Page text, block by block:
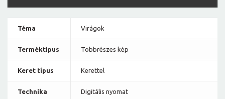
Téma Virágok
Terméktípus Többrészes kép
Keret típus Kerettel
Technika Digitális nyomat